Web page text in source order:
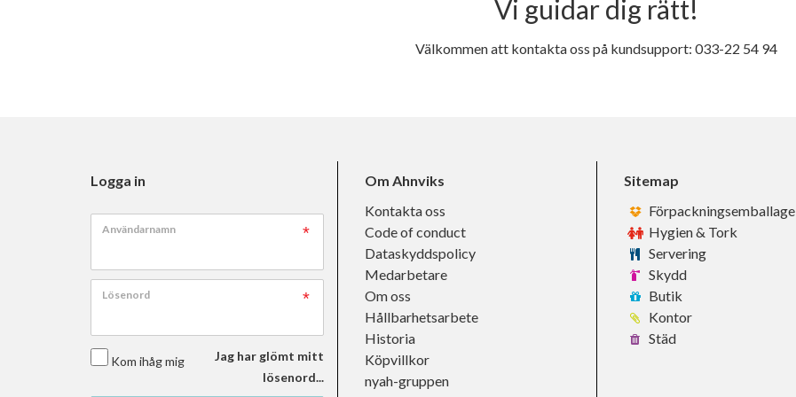
Vi guidar dig rätt!
Välkommen att kontakta oss på kundsupport: 033-22 54 94
Logga in
Användarnamn
Lösenord
Kom ihåg mig
Jag har glömt mitt
lösenord...
Om Ahnviks
Kontakta oss
Code of conduct
Dataskyddspolicy
Medarbetare
Om oss
Hållbarhetsarbete
Historia
Köpvillkor
nyah-gruppen
Sitemap
Förpackningsemballage
Hygien & Tork
Servering
Skydd
Butik
Kontor
Städ